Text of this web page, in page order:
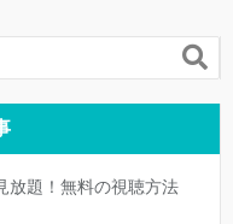

放題！無料の視聴方法